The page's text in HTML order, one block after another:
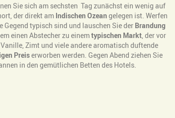
Sie sich am sechsten Tag zunächst ein wenig auf
der direkt am Indischen Ozean gelegen ist. Werfen
typisch sind und lauschen Sie der Brandung
einen Abstecher zu einemtypischen Markt, der vor
Zimt und viele andere aromatisch duftende
Preiserworben werden. Gegen Abend ziehen Sie
in den gemütlichen Betten des Hotels.